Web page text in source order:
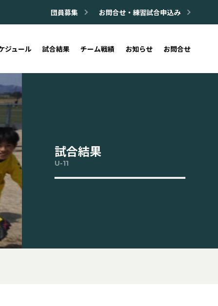
団員募集 お問合せ・練習試合申込み
ジュール 試合結果 チーム戦績 お知らせ お問合せ
試合結果
U-11